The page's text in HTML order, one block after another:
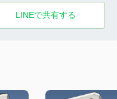
LINEで共有する